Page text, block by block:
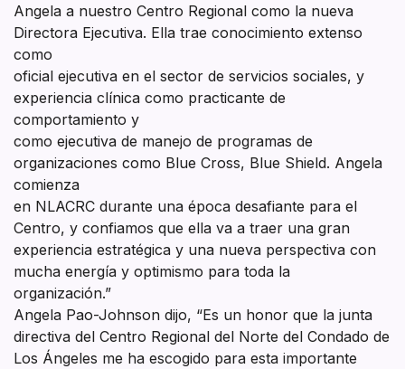
Angela a nuestro Centro Regional como la nueva
Directora Ejecutiva. Ella trae conocimiento extenso
como
oficial ejecutiva en el sector de servicios sociales, y
experiencia clínica como practicante de
comportamiento y
como ejecutiva de manejo de programas de
organizaciones como Blue Cross, Blue Shield. Angela
comienza
en NLACRC durante una época desafiante para el
Centro, y confiamos que ella va a traer una gran
experiencia estratégica y una nueva perspectiva con
mucha energía y optimismo para toda la
organización.”
Angela Pao-Johnson dijo, “Es un honor que la junta
directiva del Centro Regional del Norte del Condado de
Los Ángeles me ha escogido para esta importante